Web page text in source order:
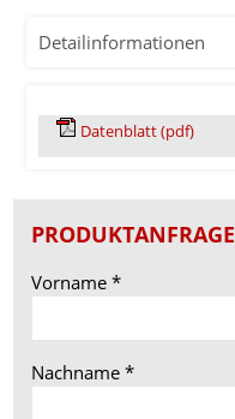
Detailinformationen
Datenblatt (pdf)
PRODUKTANFRAGE
Vorname*
Nachname*